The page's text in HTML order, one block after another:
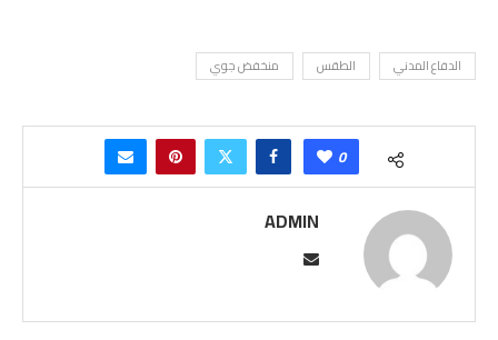
الدفاع المدني الطقس منخفض جوي
0
ADMIN